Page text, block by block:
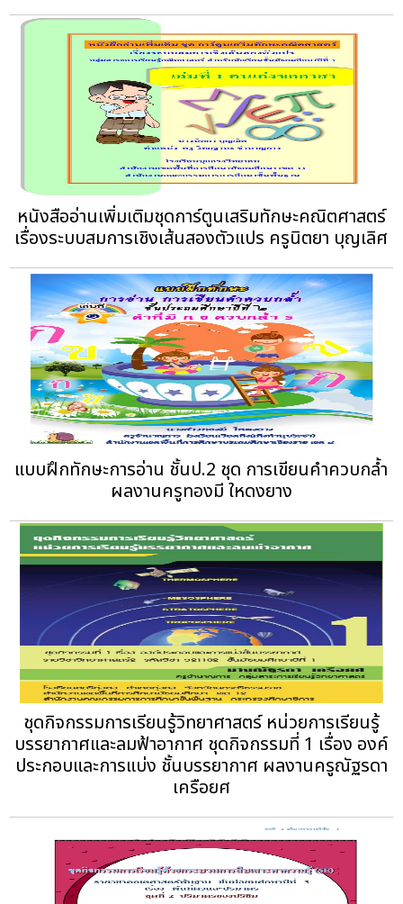
หนังสืออ่านเพิ่มเติมชุดการ์ตูนเสริมทักษะคณิตศาสตร์
เรื่องระบบสมการเชิงเส้นสองตัวแปร ครูนิตยา บุญเลิศ
แบบฝึกทักษะการอ่าน ชั้นป.2 ชุด การเขียนคําควบกล้ำ
ผลงานครูทองมี ใหดงยาง
ชุดกิจกรรมการเรียนรู้วิทยาศาสตร์ หน่วยการเรียนรู้
บรรยากาศและลมฟ้าอากาศ ชุดกิจกรรมที่ 1 เรื่อง องค์
ประกอบและการแบ่ง ชั้นบรรยากาศ ผลงานครูณัฐรดา
เครือยศ